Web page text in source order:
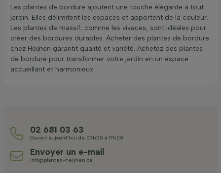
Les plantes de bordure ajoutent une touche élégante à tout
jardin. Elles délimitent les espaces et apportent de la couleur.
Les plantes de massif, comme les vivaces, sont idéales pour
créer des bordures durables. Acheter des plantes de bordure
chez Heijnen garantit qualité et variété. Achetez des plantes
de bordure pour transformer votre jardin en un espace
accueillant et harmonieux.
02 681 03 63
Ouvert aujourd’hui de 09h00 à 17h00
Envoyer un e-mail
info@plantes-heijnen.be